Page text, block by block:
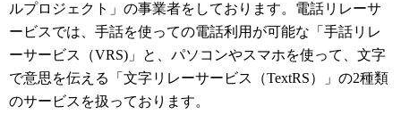
ルプロジェクト」の事業者をしております。電話リレーサ
ービスでは、手話を使っての電話利用が可能な「手話リレ
ーサービス（VRS)」と、パソコンやスマホを使って、文字
で意思を伝える「文字リレーサービス（TextRS）」の2種類
のサービスを扱っております。